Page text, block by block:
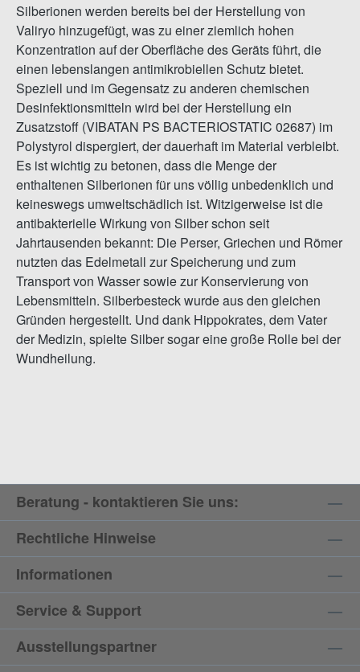
Silberionen werden bereits bei der Herstellung von
Valiryo hinzugefügt, was zu einer ziemlich hohen
Konzentration auf der Oberfläche des Geräts führt, die
einen lebenslangen antimikrobiellen Schutz bietet.
Speziell und im Gegensatz zu anderen chemischen
Desinfektionsmitteln wird bei der Herstellung ein
Zusatzstoff (VIBATAN PS BACTERIOSTATIC 02687) im
Polystyrol dispergiert, der dauerhaft im Material verbleibt.
Es ist wichtig zu betonen, dass die Menge der
enthaltenen Silberionen für uns völlig unbedenklich und
keineswegs umweltschädlich ist. Witzigerweise ist die
antibakterielle Wirkung von Silber schon seit
Jahrtausenden bekannt: Die Perser, Griechen und Römer
nutzten das Edelmetall zur Speicherung und zum
Transport von Wasser sowie zur Konservierung von
Lebensmitteln. Silberbesteck wurde aus den gleichen
Gründen hergestellt. Und dank Hippokrates, dem Vater
der Medizin, spielte Silber sogar eine große Rolle bei der
Wundheilung.
Beratung - kontaktieren Sie uns:
Rechtliche Hinweise
Informationen
Service & Support
Ausstellungspartner